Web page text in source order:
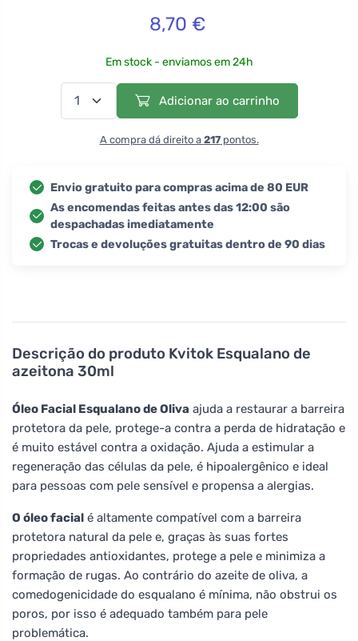
Descrição do produto Kvitok Esqualano de
azeitona 30ml
Óleo Facial Esqualano de Oliva ajuda a restaurar a barreira
protetora da pele, protege-a contra a perda de hidratação e
é muito estável contra a oxidação. Ajuda a estimular a
regeneração das células da pele, é hipoalergênico e ideal
para pessoas com pele sensível e propensa a alergias.
O óleo facial é altamente compatível com a barreira
protetora natural da pele e, graças às suas fortes
propriedades antioxidantes, protege a pele e minimiza a
formação de rugas. Ao contrário do azeite de oliva, a
comedogenicidade do esqualano é mínima, não obstrui os
poros, por isso é adequado também para pele
problemática.
8,70 €
Em stock - enviamos em 24h
Adicionar ao carrinho
A compra dá direito a 217pontos.
Envio gratuito para compras acima de 80 EUR
As encomendas feitas antes das 12:00 são
despachadas imediatamente
Trocas e devoluções gratuitas dentro de 90 dias